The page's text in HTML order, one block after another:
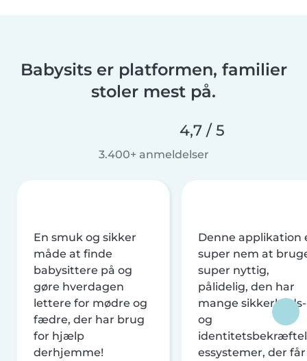
Babysits er platformen, familier
stoler mest på.
4,7 / 5
3.400+ anmeldelser
En smuk og sikker
måde at finde
babysittere på og
gøre hverdagen
lettere for mødre og
fædre, der har brug
for hjælp
derhjemme!
Denne applikation
super nem at
super nyttig,
pålidelig, den har
mange sikkerheds-
og
essystemer, der får